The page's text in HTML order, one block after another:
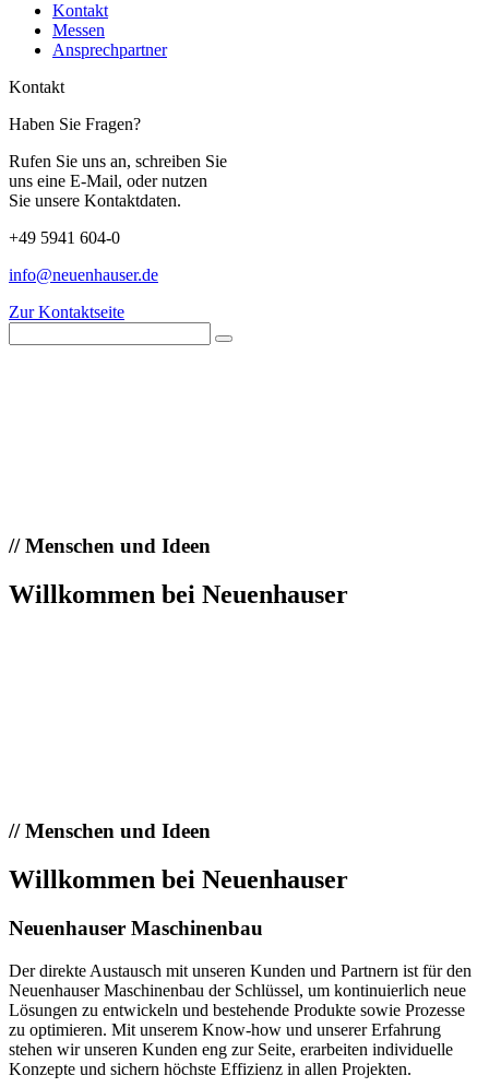
Kontakt
Messen
Ansprechpartner
Kontakt
Haben Sie Fragen?
Rufen Sie uns an, schreiben Sie
uns eine E-Mail, oder nutzen
Sie unsere Kontaktdaten.
+49 5941 604-0
info@neuenhauser.de
Zur Kontaktseite
//Menschen und Ideen
Willkommen bei Neuenhauser
//Menschen und Ideen
Willkommen bei Neuenhauser
Neuenhauser Maschinenbau
Der direkte Austausch mit unseren Kunden und Partnern ist für den
Neuenhauser Maschinenbau der Schlüssel, um kontinuierlich neue
Lösungen zu entwickeln und bestehende Produkte sowie Prozesse
zu optimieren. Mit unserem Know-how und unserer Erfahrung
stehen wir unseren Kunden eng zur Seite, erarbeiten individuelle
Konzepte und sichern höchste Effizienz in allen Projekten.